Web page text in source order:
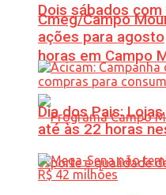
Dois sábados
horas em Campo
Cmeg/Campo
ações para agosto
Dia dos Pais:
até às 22 horas